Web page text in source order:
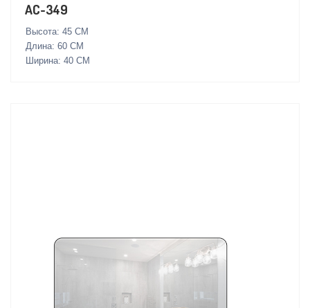
AC-349
Высота: 45 СМ
Длина: 60 СМ
Ширина: 40 СМ